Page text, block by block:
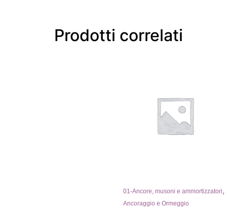
Prodotti correlati
01-Ancore, musoni e ammortizzatori,
Ancoraggio e Ormeggio